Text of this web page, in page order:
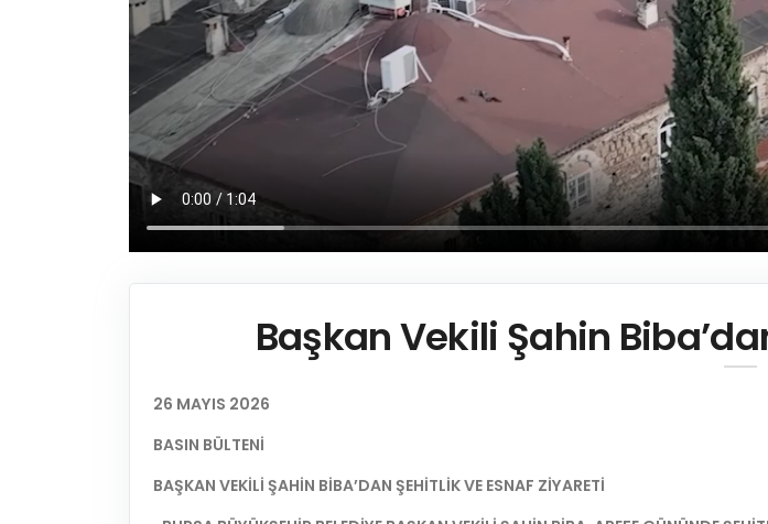
Başkan Vekili Şahin
26 MAYIS 2026
BASIN BÜLTENİ
BAŞKAN VEKİLİ ŞAHİN BİBA’DAN ŞEHİTLİK VE ESNAF ZİYARETİ